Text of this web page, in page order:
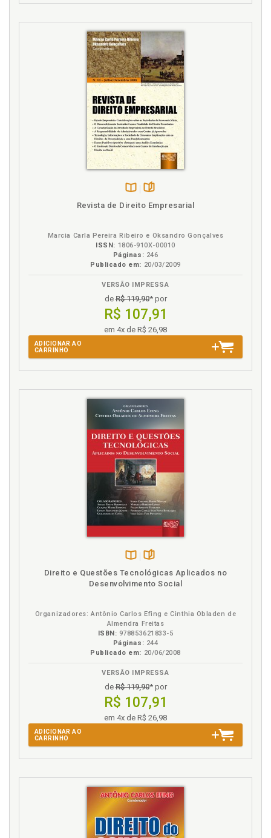
Revista de Direito Empresarial
Marcia Carla Pereira Ribeiro e Oksandro Gonçalves
ISSN: 1806-910X-00010
Páginas: 246
Publicado em: 20/03/2009
VERSÃO IMPRESSA
deR$ 119,90* por
R$ 107,91
em 4x de R$ 26,98
ADICIONAR AO
CARRINHO
na
Direito e Questões Tecnológicas Aplicados no
Desenvolvimento Social
Organizadores: Antônio Carlos Efing e Cinthia Obladen de
Almendra Freitas
ISBN: 978853621833-5
Páginas: 244
Publicado em: 20/06/2008
VERSÃO IMPRESSA
deR$ 119,90* por
R$ 107,91
em 4x de R$ 26,98
ADICIONAR AO
CARRINHO